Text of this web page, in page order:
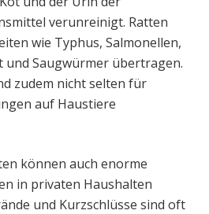
verunreinigt. Ratten
wie Typhus, Salmonellen,
und Saugwürmer übertragen.
zudem nicht selten für
auf Haustiere
können auch enorme
in privaten Haushalten
und Kurzschlüsse sind oft